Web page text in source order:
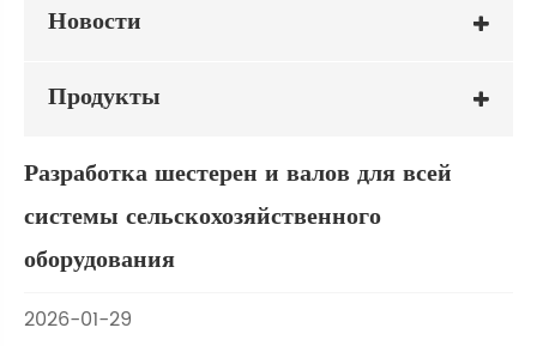
Новости
Продукты
Разработка шестерен и валов для всей
системы сельскохозяйственного
оборудования
2026-01-29